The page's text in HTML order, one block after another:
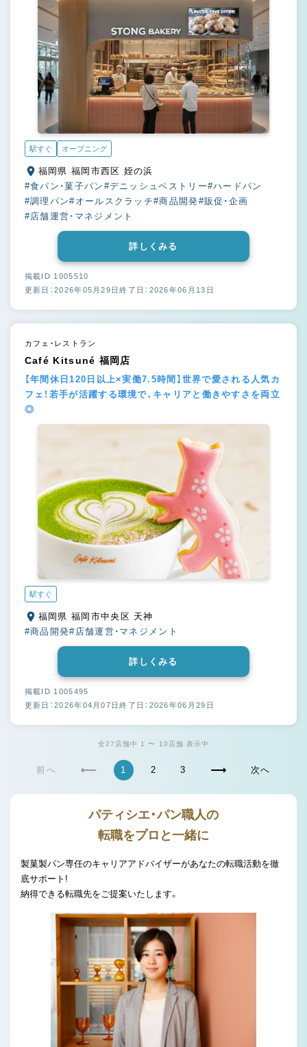
駅すぐ オープニング
福岡県 福岡市西区 姪の浜
#食パン・菓子パン #デニッシュペストリー#ハードパン
#調理パン#オールスクラッチ#商品開発#販促・企画
#店舗運営・マネジメント
詳しくみる
掲載ID 1005510
更新日：2026年05月29日終了日：2026年06月13日
カフェ・レストラン
Café Kitsuné 福岡店
【年間休日120日以上×実働7.5時間】世界で愛される人気カ
フェ！若手が活躍する環境で、キャリアと働きやすさを両立
◎
駅すぐ
福岡県 福岡市中央区 天神
#商品開発#店舗運営・マネジメント
詳しくみる
掲載ID 1005495
更新日：2026年04月07日終了日：2026年06月29日
全27店舗中 1 〜 10店舗 表示中
前へ 1 2 3 次へ
パティシエ・パン職人の
転職をプロと一緒に
製菓製パン専任のキャリアアドバイザーがあなたの転職活動を徹
底サポート!
納得できる転職先をご提案いたします。